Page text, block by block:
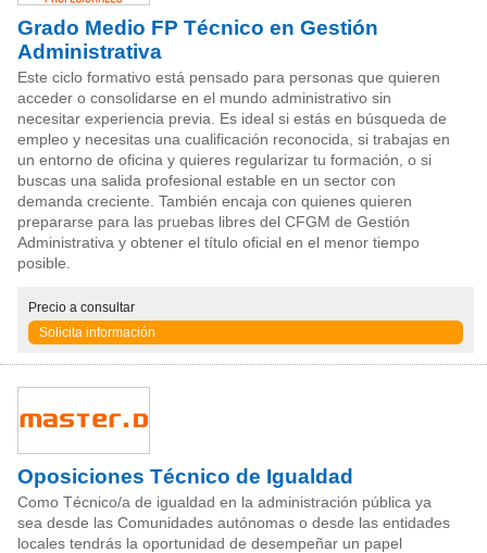
Grado Medio FP Técnico en Gestión
Administrativa
Este ciclo formativo está pensado para personas que quieren
acceder o consolidarse en el mundo administrativo sin
necesitar experiencia previa. Es ideal si estás en búsqueda de
empleo y necesitas una cualificación reconocida, si trabajas en
un entorno de oficina y quieres regularizar tu formación, o si
buscas una salida profesional estable en un sector con
demanda creciente. También encaja con quienes quieren
prepararse para las pruebas libres del CFGM de Gestión
Administrativa y obtener el título oficial en el menor tiempo
posible.
Precio a consultar
Solicita información
Oposiciones Técnico de Igualdad
Como Técnico/a de igualdad en la administración pública ya
sea desde las Comunidades autónomas o desde las entidades
locales tendrás la oportunidad de desempeñar un papel